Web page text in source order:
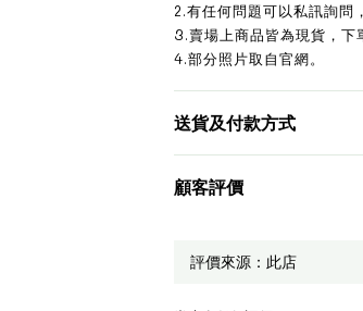
2.有任何問題可以私訊詢問
3.賣場上商品皆為現貨，下
4.部分照片取自官網。
送貨及付款方式
顧客評價